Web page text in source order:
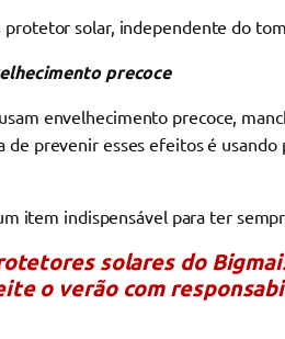
solar, independente do
precoce
envelhecimento precoce,
prevenir esses efeitos é usando
item indispensável para ter
solares do
o verão com